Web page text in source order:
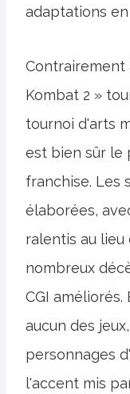
adaptations
Contrairement
Kombat 2 »
tournoi d'arts
est bien sûr le
franchise. Les
élaborées,
ralentis au lieu
nombreux
CGI
aucun des
personnages
l'accent mis